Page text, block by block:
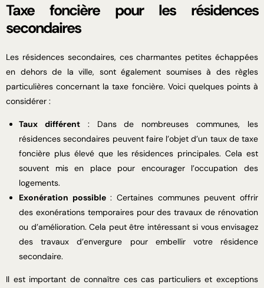
Taxe foncière pour les résidences
secondaires
Les résidences secondaires, ces charmantes petites échappées
en dehors de la ville, sont également soumises à des règles
particulières concernant la taxe foncière. Voici quelques points à
considérer :
Taux différent: Dans de nombreuses communes, les
résidences secondaires peuvent faire l’objet d’un taux de taxe
foncière plus élevé que les résidences principales. Cela est
souvent mis en place pour encourager l’occupation des
logements.
Exonération possible: Certaines communes peuvent offrir
des exonérations temporaires pour des travaux de rénovation
ou d’amélioration. Cela peut être intéressant si vous envisagez
des travaux d’envergure pour embellir votre résidence
secondaire.
Il est important de connaître ces cas particuliers et exceptions